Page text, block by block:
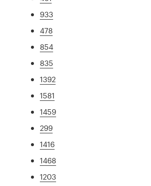
933
478
854
835
1392
1581
1459
299
1416
1468
1203